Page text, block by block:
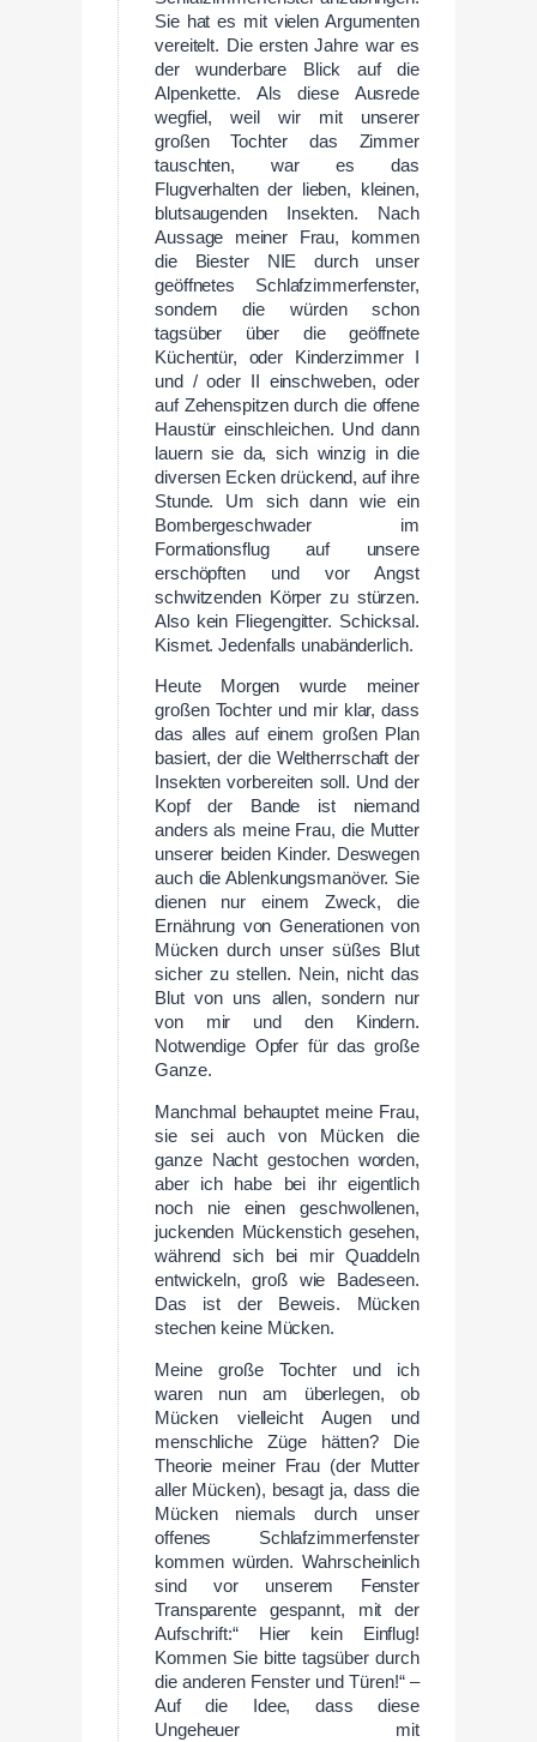
Sie hat es mit vielen Argumenten
vereitelt. Die ersten Jahre war es
der wunderbare Blick auf die
Alpenkette. Als diese Ausrede
wegfiel, weil wir mit unserer
großen Tochter das Zimmer
tauschten, war es das
Flugverhalten der lieben, kleinen,
blutsaugenden Insekten. Nach
Aussage meiner Frau, kommen
die Biester NIE durch unser
geöffnetes Schlafzimmerfenster,
sondern die würden schon
tagsüber über die geöffnete
Küchentür, oder Kinderzimmer I
und / oder II einschweben, oder
auf Zehenspitzen durch die offene
Haustür einschleichen. Und dann
lauern sie da, sich winzig in die
diversen Ecken drückend, auf ihre
Stunde. Um sich dann wie ein
Bombergeschwader im
Formationsflug auf unsere
erschöpften und vor Angst
schwitzenden Körper zu stürzen.
Also kein Fliegengitter. Schicksal.
Kismet. Jedenfalls unabänderlich.
Heute Morgen wurde meiner
großen Tochter und mir klar, dass
das alles auf einem großen Plan
basiert, der die Weltherrschaft der
Insekten vorbereiten soll. Und der
Kopf der Bande ist niemand
anders als meine Frau, die Mutter
unserer beiden Kinder. Deswegen
auch die Ablenkungsmanöver. Sie
dienen nur einem Zweck, die
Ernährung von Generationen von
Mücken durch unser süßes Blut
sicher zu stellen. Nein, nicht das
Blut von uns allen, sondern nur
von mir und den Kindern.
Notwendige Opfer für das große
Ganze.
Manchmal behauptet meine Frau,
sie sei auch von Mücken die
ganze Nacht gestochen worden,
aber ich habe bei ihr eigentlich
noch nie einen geschwollenen,
juckenden Mückenstich gesehen,
während sich bei mir Quaddeln
entwickeln, groß wie Badeseen.
Das ist der Beweis. Mücken
stechen keine Mücken.
Meine große Tochter und ich
waren nun am überlegen, ob
Mücken vielleicht Augen und
menschliche Züge hätten? Die
Theorie meiner Frau (der Mutter
aller Mücken), besagt ja, dass die
Mücken niemals durch unser
offenes Schlafzimmerfenster
kommen würden. Wahrscheinlich
sind vor unserem Fenster
Transparente gespannt, mit der
Aufschrift:“ Hier kein Einflug!
Kommen Sie bitte tagsüber durch
die anderen Fenster und Türen!“ –
Auf die Idee, dass diese
Ungeheuer mit